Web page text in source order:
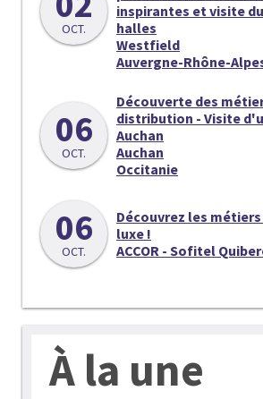
OCT.
inspirantes et visite
halles
Westfield
Auvergne-Rhône-
06
OCT.
Découverte des
distribution - Visite
Auchan
Auchan
Occitanie
06
OCT.
Découvrez les
luxe !
ACCOR - Sofitel
À la une